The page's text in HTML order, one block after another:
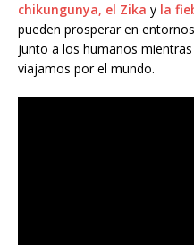
chikungunya, el Zika y la
pueden prosperar en
junto a los humanos
viajamos por el mundo.